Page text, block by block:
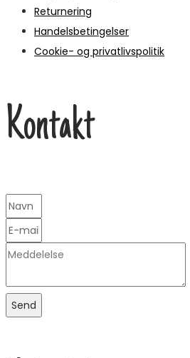
Returnering
Handelsbetingelser
Cookie- og privatlivspolitik
Kontakt
Send